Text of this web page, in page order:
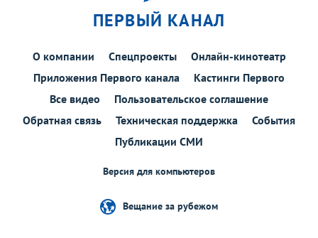
ПЕРВЫЙ КАНАЛ
О компании Спецпроекты
Онлайн-кинотеатр
Приложения Первого канала
Кастинги Первого
Все видео
Пользовательское соглашение
Обратная связь
Техническая поддержка
События
Публикации СМИ
Версия для компьютеров
Вещание за рубежом